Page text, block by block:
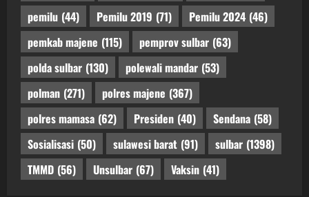
pemilu (44) Pemilu 2019 (71) Pemilu 2024 (46)
pemkab majene (115) pemprov sulbar (63)
polda sulbar (130) polewali mandar (53)
polman (271) polres majene (367)
polres mamasa (62) Presiden (40) Sendana (58)
Sosialisasi (50) sulawesi barat (91) sulbar (1398)
TMMD (56) Unsulbar (67) Vaksin (41)